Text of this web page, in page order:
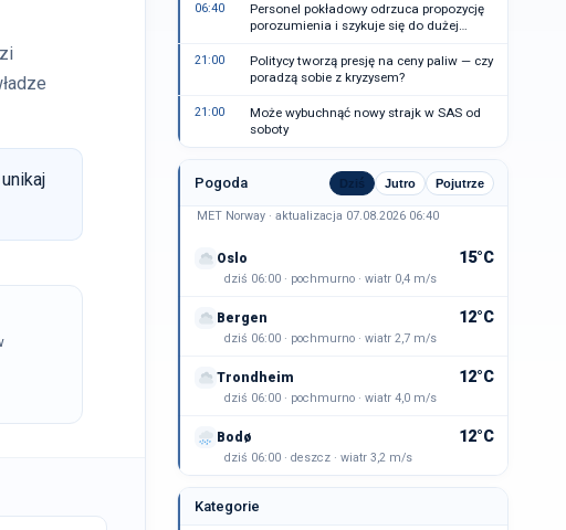
06:40
Personel pokładowy odrzuca propozycję
porozumienia i szykuje się do dużej
21:00
Politycy tworzą presję na ceny paliw — czy
poradzą sobie z kryzysem?
21:00
Może wybuchnąć nowy strajk w SAS od
soboty
Pogoda Dziś Jutro Pojutrze
MET Norway · aktualizacja 07.08.2026 06:40
Oslo 15°C
dziś 06:00 · pochmurno · wiatr 0,4 m/s
Bergen 12°C
dziś 06:00 · pochmurno · wiatr 2,7 m/s
Trondheim 12°C
dziś 06:00 · pochmurno · wiatr 4,0 m/s
Bodø 12°C
dziś 06:00 · deszcz · wiatr 3,2 m/s
Kategorie